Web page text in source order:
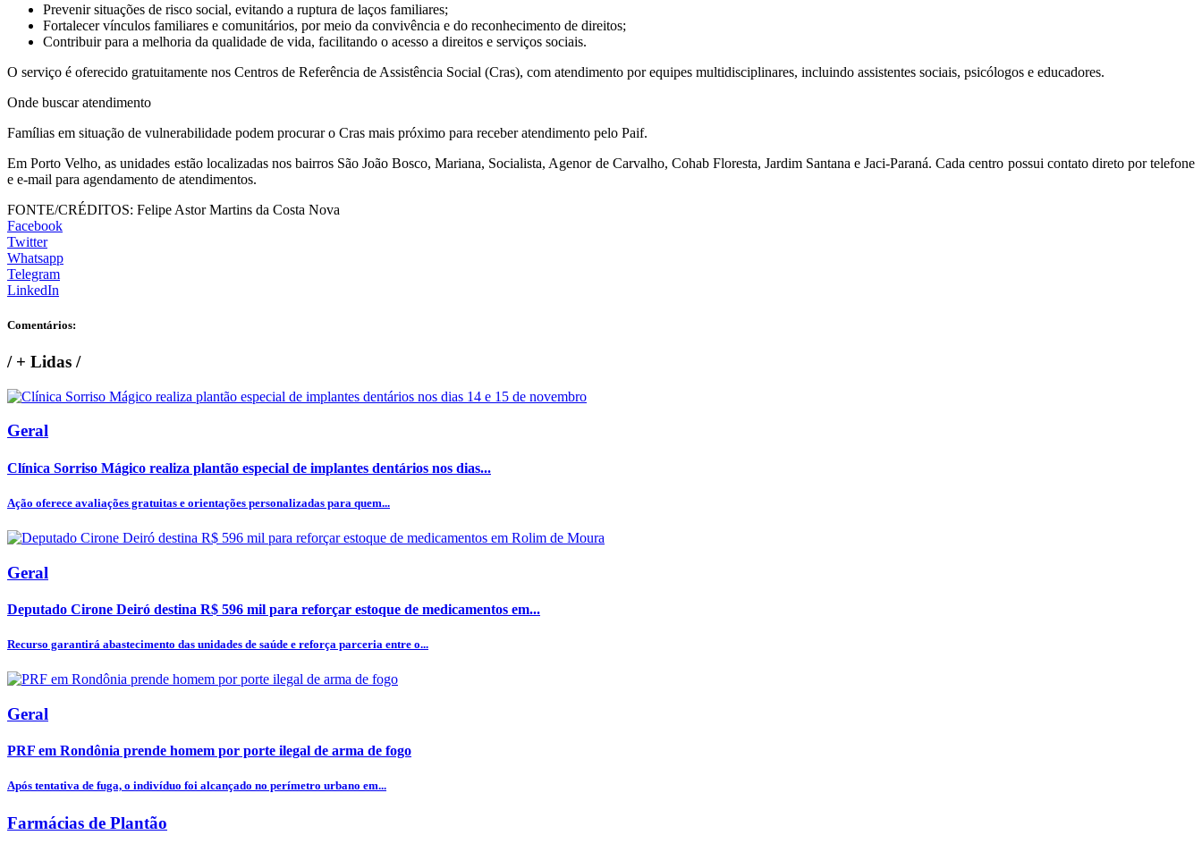
Prevenir situações de risco social, evitando a ruptura de laços familiares;
Fortalecer vínculos familiares e comunitários, por meio da convivência e do reconhecimento de direitos;
Contribuir para a melhoria da qualidade de vida, facilitando o acesso a direitos e serviços sociais.
O serviço é oferecido gratuitamente nos Centros de Referência de Assistência Social (Cras), com atendimento por equipes multidisciplinares, incluindo assistentes sociais, psicólogos e educadores.
Onde buscar atendimento
Famílias em situação de vulnerabilidade podem procurar o Cras mais próximo para receber atendimento pelo Paif.
Em Porto Velho, as unidades estão localizadas nos bairros São João Bosco, Mariana, Socialista, Agenor de Carvalho, Cohab Floresta, Jardim Santana e Jaci-Paraná. Cada centro possui contato direto por telefone
e e-mail para agendamento de atendimentos.
FONTE/CRÉDITOS: Felipe Astor Martins da Costa Nova
Facebook
Twitter
Whatsapp
Telegram
LinkedIn
Comentários:
/+ Lidas /
Geral
Clínica Sorriso Mágico realiza plantão especial de implantes dentários nos dias...
Ação oferece avaliações gratuitas e orientações personalizadas para quem...
Geral
Deputado Cirone Deiró destina R$ 596 mil para reforçar estoque de medicamentos em...
Recurso garantirá abastecimento das unidades de saúde e reforça parceria entre o...
Geral
PRF em Rondônia prende homem por porte ilegal de arma de fogo
Após tentativa de fuga, o indivíduo foi alcançado no perímetro urbano em...
Farmácias de Plantão